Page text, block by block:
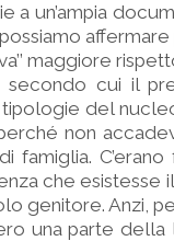
a un’ampia
maggiore
secondo cui il
del
non
famiglia.
che esistesse
genitore. Anzi,
una parte